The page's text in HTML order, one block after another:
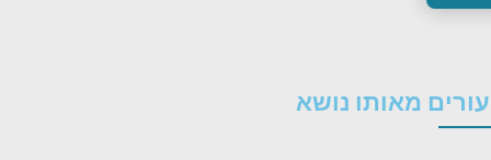
מאותו נושא